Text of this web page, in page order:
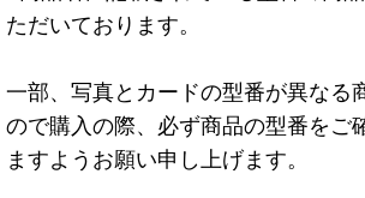
ただいております。
一部、写真とカードの型番が異なる
ので購入の際、必ず商品の型番をご
ますようお願い申し上げます。